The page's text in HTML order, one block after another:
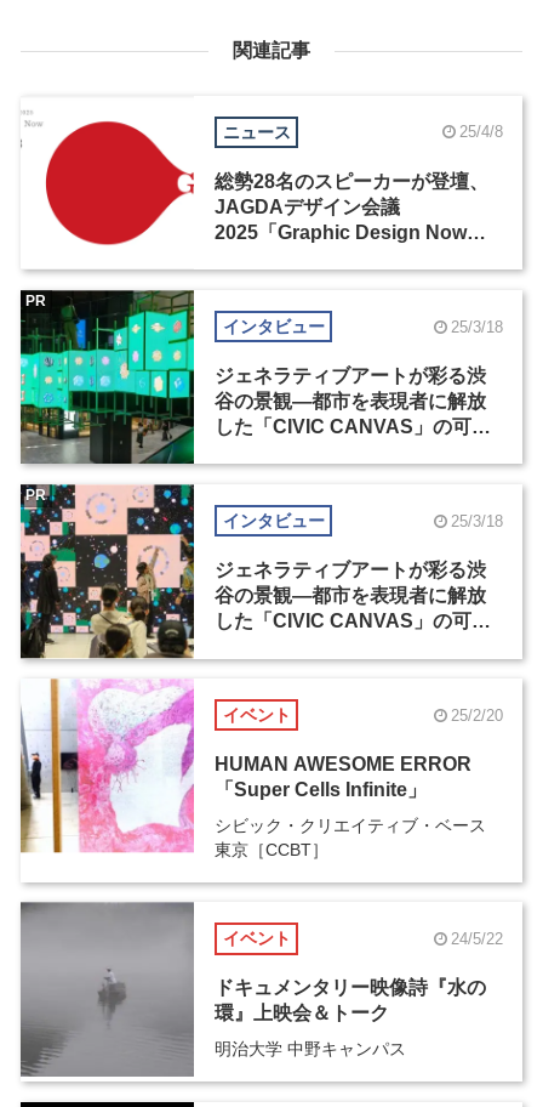
関連記事
ニュース 25/4/8
総勢28名のスピーカーが登壇、
JAGDAデザイン会議
2025「Graphic Design Now」
インタビュー 25/3/18
ジェネラティブアートが彩る渋
谷の景観―都市を表現者に解放
した「CIVIC CANVAS」の可能
PR
インタビュー 25/3/18
ジェネラティブアートが彩る渋
谷の景観―都市を表現者に解放
した「CIVIC CANVAS」の可能
PR
イベント 25/2/20
HUMAN AWESOME ERROR
「Super Cells Infinite」
シビック・クリエイティブ・ベース
東京［CCBT］
イベント 24/5/22
ドキュメンタリー映像詩『水の
環』上映会＆トーク
明治大学 中野キャンパス